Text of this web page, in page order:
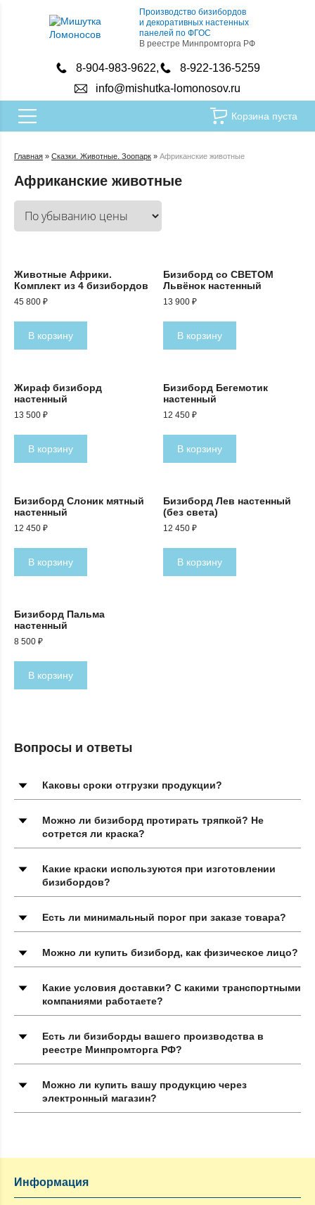
Производство бизибордов
и декоративных настенных
панелей по ФГОС
В реестре Минпромторга РФ
8-904-983-9622
8-922-136-5259
info@mishutka-lomonosov.ru
Корзина пуста
Главная » Сказки. Животные. Зоопарк » Африканские животные
Африканские животные
Животные Африки.
Комплект из 4 бизибордов
45 800 ₽
В корзину
Бизиборд со СВЕТОМ
Львёнок настенный
13 900₽
В корзину
Жираф бизиборд
настенный
13 500 ₽
В корзину
Бизиборд Бегемотик
настенный
12 450₽
В корзину
Бизиборд Слоник мятный
настенный
12 450 ₽
В корзину
Бизиборд Лев настенный
(без света)
12 450₽
В корзину
Бизиборд Пальма
настенный
8 500 ₽
В корзину
Вопросы и ответы
Каковы сроки отгрузки продукции?
Можно ли бизиборд протирать тряпкой? Не
сотрется ли краска?
Какие краски используются при изготовлении
бизибордов?
Есть ли минимальный порог при заказе товара?
Можно ли купить бизиборд, как физическое лицо?
Какие условия доставки? С какими транспортными
компаниями работаете?
Есть ли бизиборды вашего производства в
реестре Минпромторга РФ?
Можно ли купить вашу продукцию через
электронный магазин?
Информация